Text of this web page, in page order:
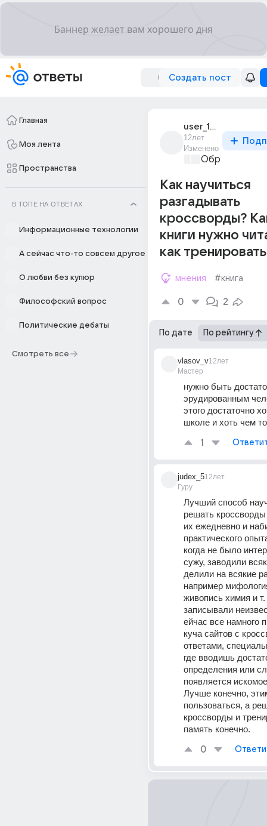
Создать пост
Главная
Моя лента
Пространства
В ТОПЕ НА ОТВЕТАХ
Информационные технологии
А сейчас что-то совсем другое
О любви без купюр
Философский вопрос
Политические дебаты
Смотреть все
user_173611539
12лет
Изменено
Как научиться
разгадывать
кроссворды?
книги нужно
как
мнения #книга
0 2
По дате По рейтингу
vlasov_v
Мастер
12лет
нужно быть
эрудированным
этого достаточно
школе и хоть чем
1
judex_5
Гуру
12лет
Лучший способ
решать
их ежедневно и
практического
когда не было
сужу, заводили
делили на всякие
например
живопись химия и
записывали
ейчас все намного
куча сайтов с
ответами,
где вводишь
определения или
появляется
Лучше конечно,
пользоваться, а
кроссворды и
память конечно.
0